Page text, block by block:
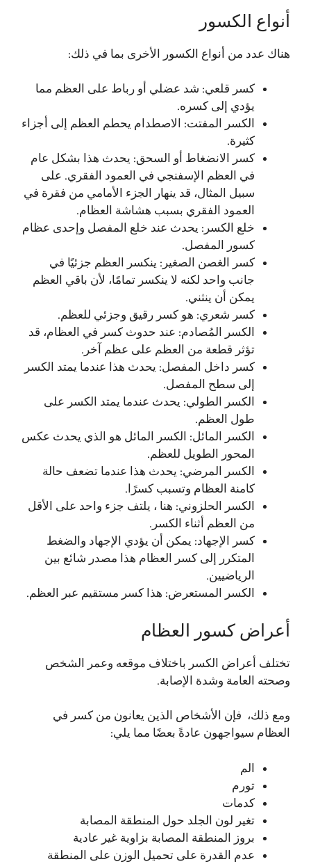
أنواع الكسور
هناك عدد من أنواع الكسور الأخرى بما في ذلك:
كسر قلعي: شد عضلي أو رباط على العظم مما
يؤدي إلى كسره.
الكسر المفتت: الاصطدام يحطم العظم إلى أجزاء
كثيرة.
كسر الانضغاط أو السحق: يحدث هذا بشكل عام
في العظم الإسفنجي في العمود الفقري. على
سبيل المثال، قد ينهار الجزء الأمامي من فقرة في
العمود الفقري بسبب هشاشة العظام.
خلع الكسر: يحدث عند خلع المفصل وإحدى عظام
كسور المفصل.
كسر الغصن الصغير: ينكسر العظم جزئيًا في
جانب واحد لكنه لا ينكسر تمامًا، لأن باقي العظم
يمكن أن ينثني.
كسر شعري: هو كسر رقيق وجزئي للعظم.
الكسر المُصادم: عند حدوث كسر في العظام، قد
تؤثر قطعة من العظم على عظم آخر.
كسر داخل المفصل: يحدث هذا عندما يمتد الكسر
إلى سطح المفصل.
الكسر الطولي: يحدث عندما يمتد الكسر على
طول العظم.
الكسر المائل: الكسر المائل هو الذي يحدث عكس
المحور الطويل للعظم.
الكسر المرضي: يحدث هذا عندما تضعف حالة
كامنة العظام وتسبب كسرًا.
الكسر الحلزوني: هنا ، يلتف جزء واحد على الأقل
من العظم أثناء الكسر.
كسر الإجهاد: يمكن أن يؤدي الإجهاد والضغط
المتكرر إلى كسر العظام هذا مصدر شائع بين
الرياضيين.
الكسر المستعرض: هذا كسر مستقيم عبر العظم.
أعراض كسور العظام
تختلف أعراض الكسر باختلاف موقعه وعمر الشخص
وصحته العامة وشدة الإصابة.
ومع ذلك، فإن الأشخاص الذين يعانون من كسر في
العظام سيواجهون عادةً بعضًا مما يلي:
الم
تورم
كدمات
تغير لون الجلد حول المنطقة المصابة
بروز المنطقة المصابة بزاوية غير عادية
عدم القدرة على تحميل الوزن على المنطقة